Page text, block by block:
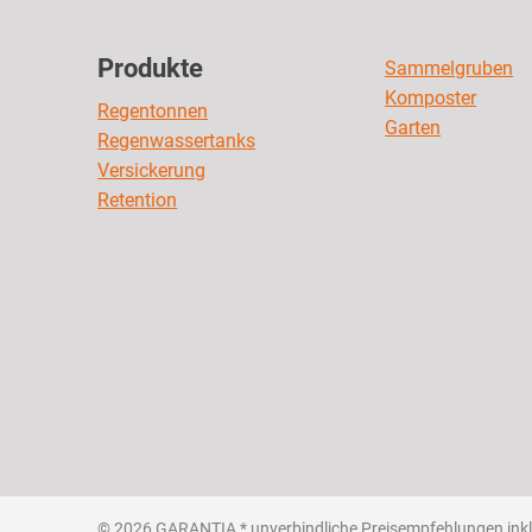
Produkte
Regentonnen
Regenwassertanks
Versickerung
Retention
Sammelgruben
Komposter
Garten
© 2026 GARANTIA* unverbindliche Preisempfehlungen